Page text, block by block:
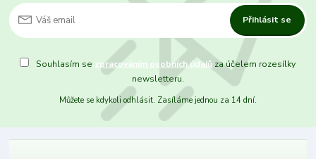
Přihlásit se
Souhlasím se zpracováním osobních údajů za účelem rozesílky
newsletteru.
Můžete se kdykoli odhlásit. Zasíláme jednou za 14 dní.